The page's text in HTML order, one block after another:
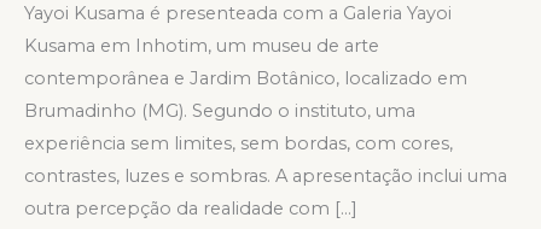
Yayoi Kusama é presenteada com a Galeria Yayoi
Kusama em Inhotim, um museu de arte
contemporânea e Jardim Botânico, localizado em
Brumadinho (MG). Segundo o instituto, uma
experiência sem limites, sem bordas, com cores,
contrastes, luzes e sombras. A apresentação inclui uma
outra percepção da realidade com […]